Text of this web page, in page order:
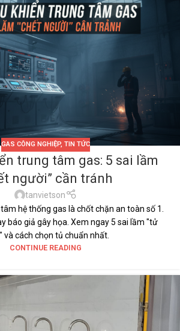
GAS CÔNG NGHIỆP, TIN TỨC
trung tâm gas: 5 sai lầm
người” cần tránh
tanvietson
hệ thống gas là chốt chặn an toàn số 1.
báo giả gây họa. Xem ngay 5 sai lầm "tử
và cách chọn tủ chuẩn nhất.
CONTINUE READING